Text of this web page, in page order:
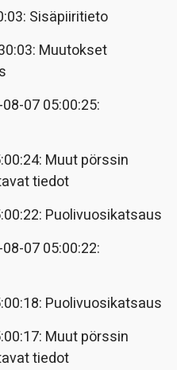
Sisäpiiritieto
Muutokset
07 05:00:25:
Muut pörssin
tiedot
Puolivuosikatsaus
07 05:00:22:
Puolivuosikatsaus
Muut pörssin
tiedot